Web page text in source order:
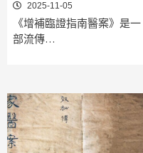
2025-11-05
《增補臨證指南醫案》是一
部流傳…